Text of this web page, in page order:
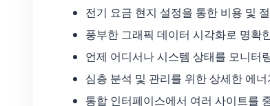
전기 요금 현지 설정을 통한 비용 및
풍부한 그래픽 데이터 시각화로 명확
언제 어디서나 시스템 상태를 모니터
심층 분석 및 관리를 위한 상세한 에
통합 인터페이스에서 여러 사이트를